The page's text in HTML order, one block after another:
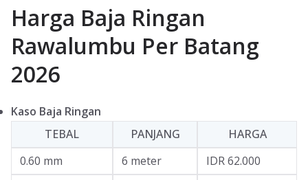
Harga Baja Ringan
Rawalumbu Per Batang
2026
Kaso Baja Ringan
TEBAL
PANJANG
HARGA
0.60 mm
6 meter IDR 62.000